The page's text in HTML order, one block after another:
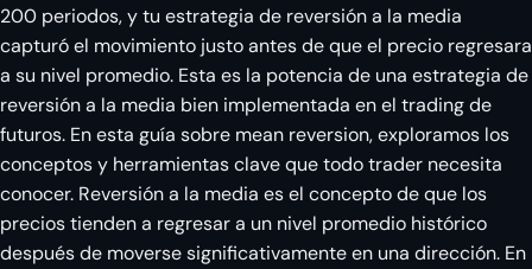
200 periodos, y tu estrategia de reversión a la media
capturó el movimiento justo antes de que el precio regresara
a su nivel promedio. Esta es la potencia de una estrategia de
reversión a la media bien implementada en el trading de
futuros. En esta guía sobre mean reversion, exploramos los
conceptos y herramientas clave que todo trader necesita
conocer. Reversión a la media es el concepto de que los
precios tienden a regresar a un nivel promedio histórico
después de moverse significativamente en una dirección. En